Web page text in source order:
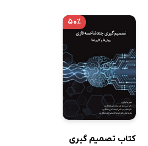
۵۰٪
کتاب تصمیم گیری